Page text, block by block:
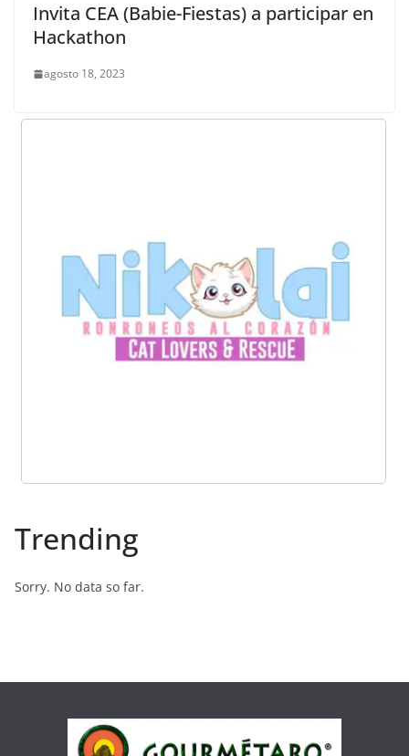
Invita CEA (Babie-Fiestas) a participar en
Hackathon
agosto 18, 2023
Trending
Sorry. No data so far.